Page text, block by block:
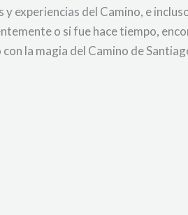
experiencias del Camino, e
o si fue hace tiempo,
la magia del Camino de